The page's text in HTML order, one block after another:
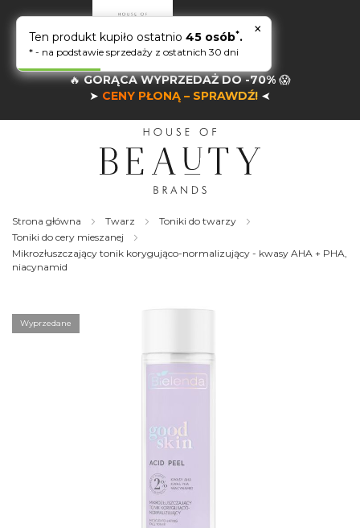
🔥GORĄCA WYPRZEDAŻ DO -70% 😱
➤ CENY PŁONĄ – SPRAWDŹ! ➤
Strona główna Twarz
Toniki do twarzy
Toniki do cery mieszanej
Mikrozłuszczający tonik korygująco-normalizujący - kwasy AHA + PHA,
niacynamid
the
end
Wyprzedane
×
Ten produkt kupiło ostatnio 45 osób*.
* - na podstawie sprzedaży z ostatnich 30 dni